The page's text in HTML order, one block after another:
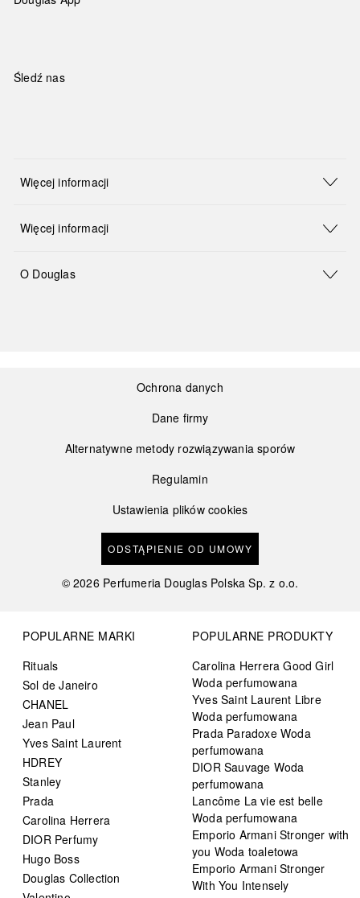
Śledź nas
Więcej informacji
Więcej informacji
O Douglas
Ochrona danych
Dane firmy
Alternatywne metody rozwiązywania sporów
Regulamin
Ustawienia plików cookies
ODSTĄPIENIE OD UMOWY
©2026 Perfumeria Douglas Polska Sp. z o.o.
POPULARNE MARKI
Rituals
Sol de Janeiro
CHANEL
Jean Paul
Yves Saint Laurent
HDREY
Stanley
Prada
Carolina Herrera
DIOR Perfumy
Hugo Boss
Douglas Collection
POPULARNE PRODUKTY
Carolina Herrera Good Girl
Woda perfumowana
Yves Saint Laurent Libre
Woda perfumowana
Prada Paradoxe Woda
perfumowana
DIOR Sauvage Woda
perfumowana
Lancôme La vie est belle
Woda perfumowana
Emporio Armani Stronger with
you Woda toaletowa
Emporio Armani Stronger
With You Intensely